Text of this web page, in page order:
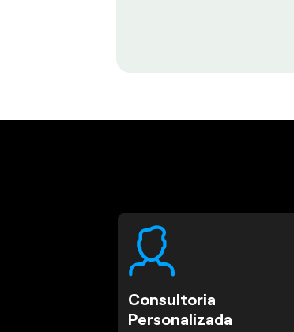
Consultoria
Personalizada